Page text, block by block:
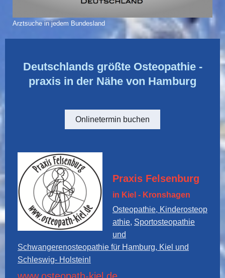
Arztsuche in jedem Bundesland
Deutschlands größte Osteopathie -
praxis in der Nähe von Hamburg
Onlinetermin buchen
Praxis Felsenburg
in Kiel - Kronshagen
Osteopathie, Kinderosteop
athie, Sportosteopathie
und
Schwangerenosteopathie für Hamburg, Kiel und
Schleswig- Holstein